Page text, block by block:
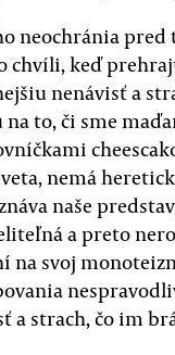
neochránia pred
chvíli, keď
nenávisť a
to, či sme
nemá
naše
a preto
svoj
a strach, čo im